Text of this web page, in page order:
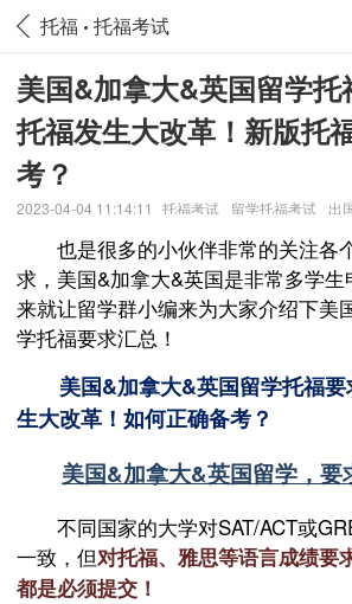
托福 托福考试
美国&加拿大&英国留学托
托福发生大改革！新版托
考？
2023-04-04 11:14:11 托福考试 留学托福考试 出
也是很多的小伙伴非常的关注各
求，美国&加拿大&英国是非常多学
来就让留学群小编来为大家介绍下美
学托福要求汇总！
美国&加拿大&英国留学托福
生大改革！如何正确备考？
美国&加拿大&英国留学，要
不同国家的大学对SAT/ACT或
一致，但对托福、雅思等语言成绩要
都是必须提交！